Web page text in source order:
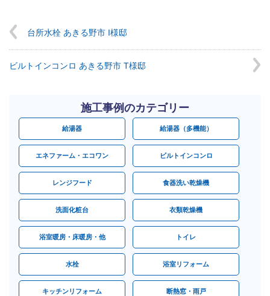
台所水栓 あきる野市 I様邸
ビルトインコンロ あきる野市 T様邸
施工事例のカテゴリー
給湯器 給湯器（多機能）
エネファーム・エコワン ビルトインコンロ
レンジフード 食器洗い乾燥機
洗面化粧台 衣類乾燥機
浴室暖房・床暖房・他 トイレ
水栓 浴室リフォーム
キッチンリフォーム 断熱窓・雨戸